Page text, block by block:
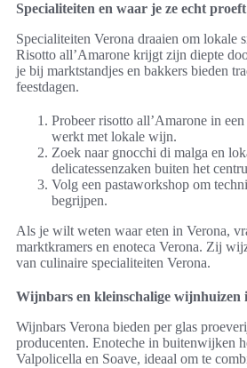
Specialiteiten en waar je ze echt proeft
Specialiteiten Verona draaien om lokale
Risotto all’Amarone krijgt zijn diepte
je bij marktstandjes en bakkers bieden
feestdagen.
Probeer risotto all’Amarone in
werkt met lokale wijn.
Zoek naar gnocchi di malga en
delicatessenzaken buiten het
Volg een pastaworkshop om
begrijpen.
Als je wilt weten waar eten in Verona,
marktkramers en enoteca Verona. Zij
van culinaire specialiteiten Verona.
Wijnbars en kleinschalige wijnhuizen
Wijnbars Verona bieden per glas
producenten. Enoteche in buitenwijken
Valpolicella en Soave, ideaal om te